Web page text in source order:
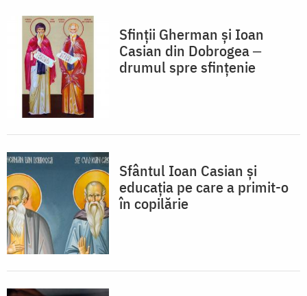
Sfinții Gherman și Ioan
Casian din Dobrogea ‒
drumul spre sfințenie
Sfântul Ioan Casian și
educația pe care a primit-o
în copilărie